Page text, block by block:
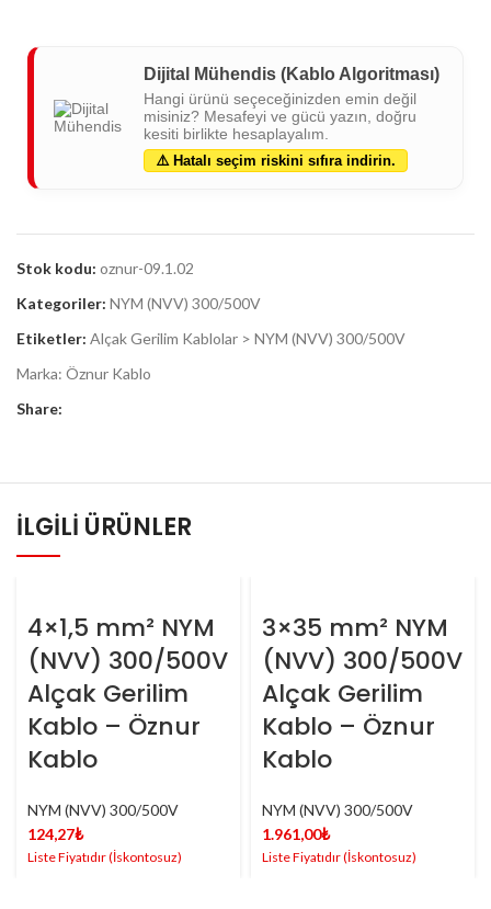
Dijital Mühendis (Kablo Algoritması)
Hangi ürünü seçeceğinizden emin değil
misiniz? Mesafeyi ve gücü yazın, doğru
kesiti birlikte hesaplayalım.
⚠️ Hatalı seçim riskini sıfıra indirin.
Stok kodu: oznur-09.1.02
Kategoriler: NYM (NVV) 300/500V
Etiketler: Alçak Gerilim Kablolar > NYM (NVV) 300/500V
Marka: Öznur Kablo
Share:
İLGILI ÜRÜNLER
4×1,5 mm² NYM
(NVV) 300/500V
Alçak Gerilim
Kablo – Öznur
Kablo
NYM (NVV) 300/500V
124,27₺
3×35 mm² NYM
(NVV) 300/500V
Alçak Gerilim
Kablo – Öznur
Kablo
NYM (NVV) 300/500V
1.961,00₺